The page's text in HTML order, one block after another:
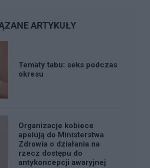
ARTYKUŁY
Tematy tabu: seks podczas
okresu
Organizacje kobiece
apelują do Ministerstwa
Zdrowia o działania na
rzecz dostępu do
antykoncepcji awaryjnej